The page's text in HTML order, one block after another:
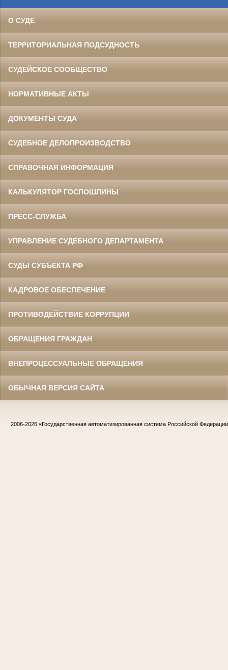
О СУДЕ
ТЕРРИТОРИАЛЬНАЯ ПОДСУДНОСТЬ
СУДЕЙСКОЕ СООБЩЕСТВО
НОРМАТИВНЫЕ АКТЫ
ДОКУМЕНТЫ СУДА
СУДЕБНОЕ ДЕЛОПРОИЗВОДСТВО
СПРАВОЧНАЯ ИНФОРМАЦИЯ
КАЛЬКУЛЯТОР ГОСПОШЛИНЫ
ПРЕСС-СЛУЖБА
УПРАВЛЕНИЕ СУДЕБНОГО ДЕПАРТАМЕНТА
СУДЫ СУБЪЕКТА РФ
КАДРОВОЕ ОБЕСПЕЧЕНИЕ
ПРОТИВОДЕЙСТВИЕ КОРРУПЦИИ
ОБРАЩЕНИЯ ГРАЖДАН
ВНЕПРОЦЕССУАЛЬНЫЕ ОБРАЩЕНИЯ
ОБЫЧНАЯ ВЕРСИЯ САЙТА
2006-2026 «Государственная автоматизированная система Российской